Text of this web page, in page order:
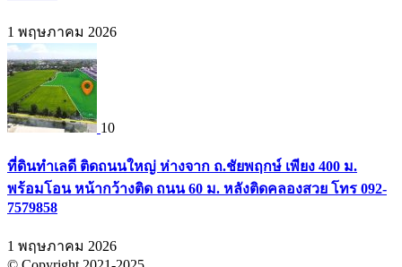
1 พฤษภาคม 2026
10
ที่ดินทำเลดี ติดถนนใหญ่ ห่างจาก ถ.ชัยพฤกษ์ เพียง 400 ม.
พร้อมโอน หน้ากว้างติด ถนน 60 ม. หลังติดคลองสวย โทร 092-
7579858
1 พฤษภาคม 2026